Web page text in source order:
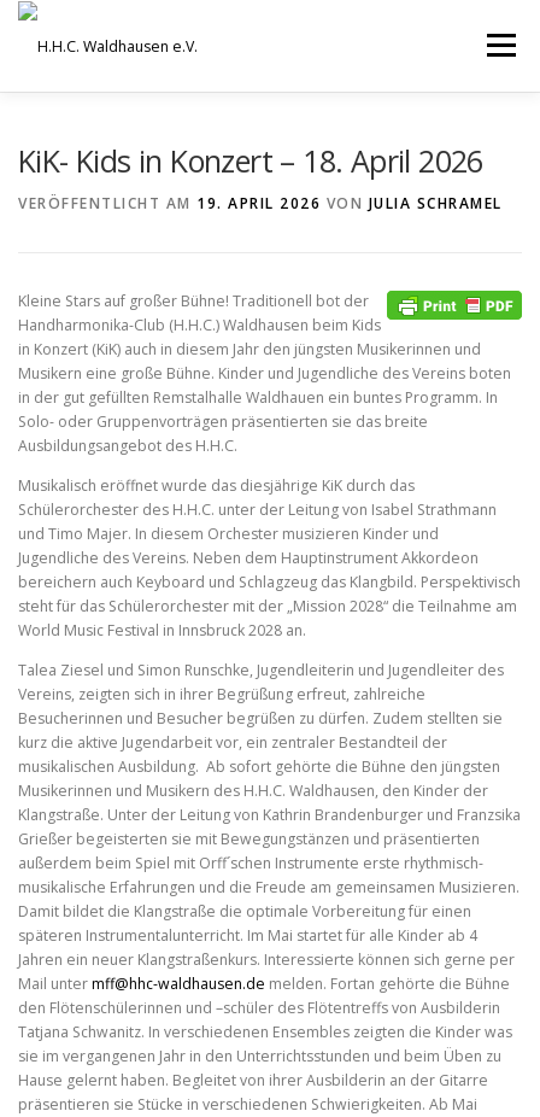
Zum
springen
Menü
BEITRÄGE / ARCHIV SERVICE DHV
KiK- Kids in Konzert – 18. April 2026
VERÖFFENTLICHT AM 19. APRIL 2026 VON JULIA SCHRAMEL
Kleine Stars auf großer Bühne! Traditionell bot der
Handharmonika-Club (H.H.C.) Waldhausen beim Kids
in Konzert (KiK) auch in diesem Jahr den jüngsten Musikerinnen und
Musikern eine große Bühne. Kinder und Jugendliche des Vereins boten
in der gut gefüllten Remstalhalle Waldhauen ein buntes Programm. In
Solo- oder Gruppenvorträgen präsentierten sie das breite
Ausbildungsangebot des H.H.C.
Musikalisch eröffnet wurde das diesjährige KiK durch das
Schülerorchester des H.H.C. unter der Leitung von Isabel Strathmann
und Timo Majer. In diesem Orchester musizieren Kinder und
Jugendliche des Vereins. Neben dem Hauptinstrument Akkordeon
bereichern auch Keyboard und Schlagzeug das Klangbild. Perspektivisch
steht für das Schülerorchester mit der „Mission 2028“ die Teilnahme am
World Music Festival in Innsbruck 2028 an.
Talea Ziesel und Simon Runschke, Jugendleiterin und Jugendleiter des
Vereins, zeigten sich in ihrer Begrüßung erfreut, zahlreiche
Besucherinnen und Besucher begrüßen zu dürfen. Zudem stellten sie
kurz die aktive Jugendarbeit vor, ein zentraler Bestandteil der
musikalischen Ausbildung. Ab sofort gehörte die Bühne den jüngsten
Musikerinnen und Musikern des H.H.C. Waldhausen, den Kinder der
Klangstraße. Unter der Leitung von Kathrin Brandenburger und Franzsika
Grießer begeisterten sie mit Bewegungstänzen und präsentierten
außerdem beim Spiel mit Orff´schen Instrumente erste rhythmisch-
musikalische Erfahrungen und die Freude am gemeinsamen Musizieren.
Damit bildet die Klangstraße die optimale Vorbereitung für einen
späteren Instrumentalunterricht. Im Mai startet für alle Kinder ab 4
Jahren ein neuer Klangstraßenkurs. Interessierte können sich gerne per
Mail untermff@hhc-waldhausen.de melden. Fortan gehörte die Bühne
den Flötenschülerinnen und –schüler des Flötentreffs von Ausbilderin
Tatjana Schwanitz. In verschiedenen Ensembles zeigten die Kinder was
sie im vergangenen Jahr in den Unterrichtsstunden und beim Üben zu
Hause gelernt haben. Begleitet von ihrer Ausbilderin an der Gitarre
präsentieren sie Stücke in verschiedenen Schwierigkeiten. Ab Mai